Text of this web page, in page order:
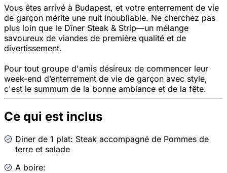
Vous êtes arrivé à Budapest, et votre enterrement de vie
de garçon mérite une nuit inoubliable. Ne cherchez pas
plus loin que le Dîner Steak & Strip—un mélange
savoureux de viandes de première qualité et de
divertissement.
Pour tout groupe d'amis désireux de commencer leur
week-end d’enterrement de vie de garçon avec style,
c'est le summum de la bonne ambiance et de la fête.
Ce qui est inclus
Diner de 1 plat: Steak accompagné de Pommes de
terre et salade
A boire: